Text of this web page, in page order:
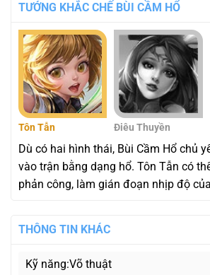
TƯỚNG KHẮC CHẾ BÙI CẦM HỔ
Tôn Tẫn Điêu Thuyền
Dù có hai hình thái, Bùi Cầm Hổ chủ
vào trận bằng dạng hổ. Tôn Tẫn có
phản công, làm gián đoạn nhịp độ
THÔNG TIN KHÁC
Kỹ năng Võ thuật